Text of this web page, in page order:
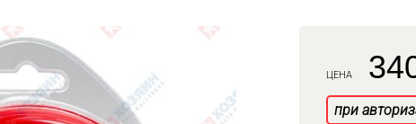
ЦЕНА
при